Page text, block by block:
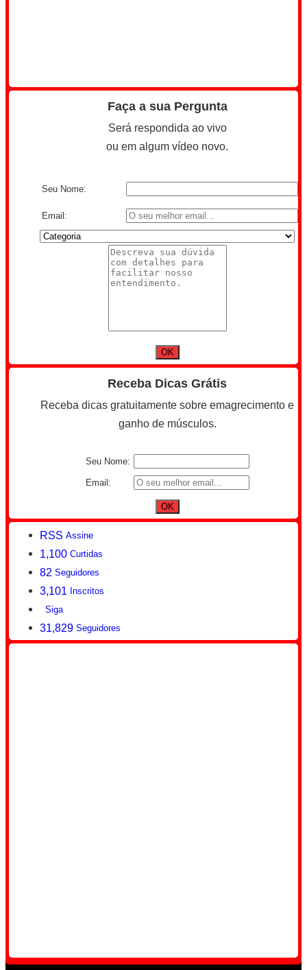
Faça a sua Pergunta
Será respondida ao vivo
ou em algum vídeo novo.
Seu Nome:
Email:
Receba Dicas Grátis
Receba dicas gratuitamente sobre emagrecimento e
ganho de músculos.
Seu Nome:
Email:
RSS Assine
1,100 Curtidas
82 Seguidores
3,101 Inscritos
Siga
31,829 Seguidores